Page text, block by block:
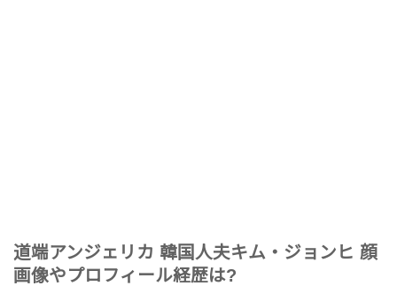
道端アンジェリカ 韓国人夫キム・ジョンヒ 顔
画像やプロフィール経歴は?